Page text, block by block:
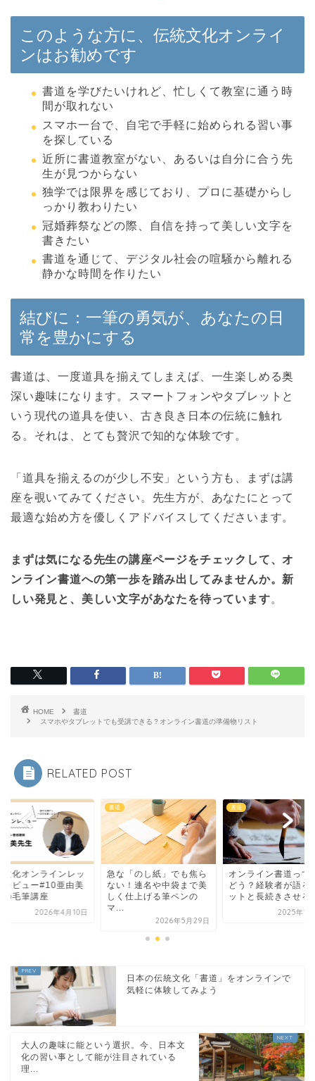
このような方に、伝統文化オンライ
ンはお勧めです
書道を学びたいけれど、忙しくて教室に通う時
間が取れない
スマホ一台で、自宅で手軽に始められる習い事
を探している
近所に書道教室がない、あるいは自分に合う先
生が見つからない
独学では限界を感じており、プロに基礎からし
っかり教わりたい
冠婚葬祭などの際、自信を持って美しい文字を
書きたい
書道を通じて、デジタル社会の喧騒から離れる
静かな時間を作りたい
結びに：一筆の勇気が、あなたの日
常を豊かにする
書道は、一度道具を揃えてしまえば、一生楽しめる奥
深い趣味になります。スマートフォンやタブレットと
いう現代の道具を使い、古き良き日本の伝統に触れ
る。それは、とても贅沢で知的な体験です。
「道具を揃えるのが少し不安」という方も、まずは講
座を覗いてみてください。先生方が、あなたにとって
最適な始め方を優しくアドバイスしてくださいます。
まずは気になる先生の講座ページをチェックして、オ
ンライン書道への第一歩を踏み出してみませんか。新
しい発見と、美しい文字があなたを待っています。
HOME
書道
スマホやタブレットでも受講できる？オンライン書道の準備物リスト
RELATED POST
文化オンラインレッ
レビュー#10亜由美
の毛筆講座
2026年4月10日
書道
急な「のし紙」でも焦ら
ない！連名や中袋まで美
しく仕上げる筆ペンの
マ...
2026年5月29日
書道
オンライン書道って
どう？経験者が語る
ットと長続きさせる
2025年12
日本の伝統文化「書道」をオンラインで
気軽に体験してみよう
大人の趣味に能という選択。今、日本文
化の習い事として能が注目されている
理...